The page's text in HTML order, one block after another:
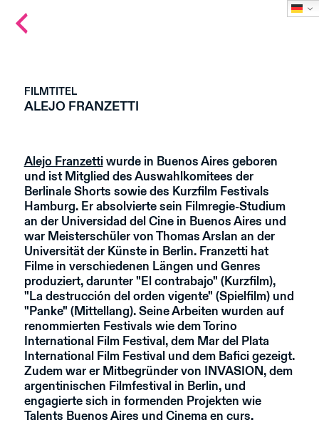
pageFILMTITEL
ALEJO FRANZETTI
Alejo Franzettiwurde in Buenos Aires geboren
und ist Mitglied des Auswahlkomitees der
Berlinale Shorts sowie des Kurzfilm Festivals
Hamburg. Er absolvierte sein Filmregie-Studium
an der Universidad del Cine in Buenos Aires und
war Meisterschüler von Thomas Arslan an der
Universität der Künste in Berlin. Franzetti hat
Filme in verschiedenen Längen und Genres
produziert, darunter "El contrabajo" (Kurzfilm),
"La destrucción del orden vigente" (Spielfilm) und
"Panke" (Mittellang). Seine Arbeiten wurden auf
renommierten Festivals wie dem Torino
International Film Festival, dem Mar del Plata
International Film Festival und dem Bafici gezeigt.
Zudem war er Mitbegründer von INVASION, dem
argentinischen Filmfestival in Berlin, und
engagierte sich in formenden Projekten wie
Talents Buenos Aires und Cinema en curs.